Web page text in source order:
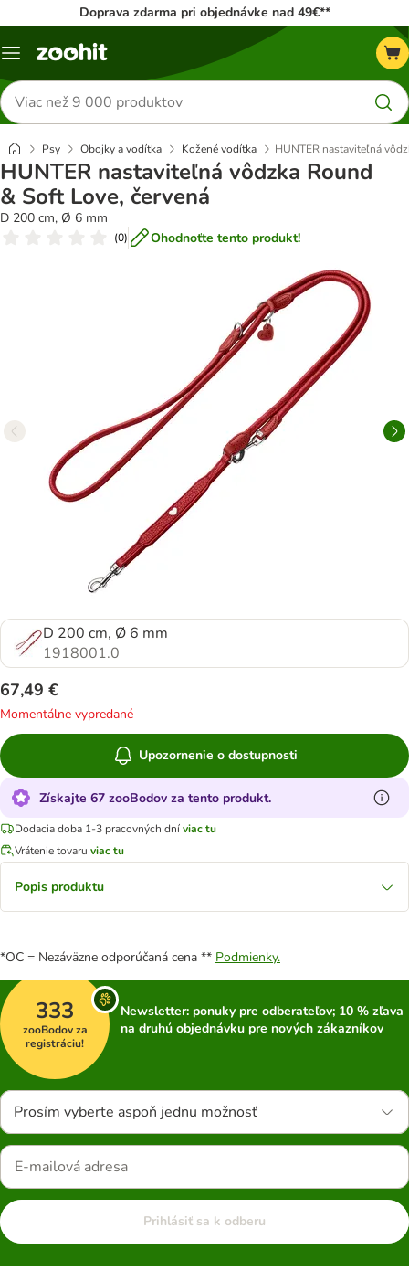
Doprava zdarma pri objednávke nad 49€**
Kategórie
Hľadať
produkty
Psy Obojky a vodítka Kožené vodítka HUNTER nastaviteľná
HUNTER nastaviteľná vôdzka Round
& Soft Love, červená
D 200 cm, Ø 6 mm
(0) Ohodnoťte tento produkt!
D 200 cm, Ø 6 mm
1918001.0
67,49 €
Momentálne vypredané
Upozornenie o dostupnosti
Získajte 67 zooBodov za tento produkt.
Dodacia doba 1-3 pracovných dníviac tu
Vrátenie tovaru viac tu
Popis produktu
*OC = Nezáväzne odporúčaná cena ** Podmienky.
333
zooBodov za
registráciu!
Newsletter: ponuky pre odberateľov; 10 % zľava
na druhú objednávku pre nových zákazníkov
Prosím vyberte aspoň jednu možnosť
Prihlásiť sa k odberu